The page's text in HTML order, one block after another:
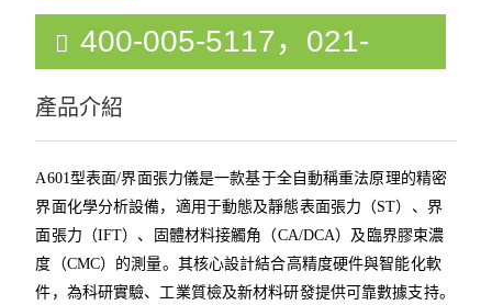
400-005-5117，021-
51872175
產品介紹
A601型表面/界面張力儀是一款基于全自動稱重法原理的精密
界面化學分析設備，適用于動態及靜態表面張力（ST）、界
面張力（IFT）、固體材料接觸角（CA/DCA）及臨界膠束濃
度（CMC）的測量。其核心設計結合高精度硬件與智能化軟
件，為科研實驗、工業質檢及新材料研發提供可靠數據支持。